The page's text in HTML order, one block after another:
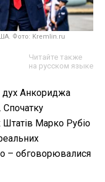
Фото: Kremlin.ru
Читайте также
на русском языке
дух Анкориджа
Спочатку
Марко Рубіо
– обговорювалися